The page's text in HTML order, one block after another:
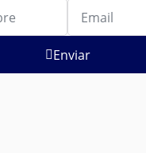
Enviar